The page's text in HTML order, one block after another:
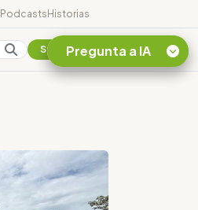
PodcastsHistorias
SuscribirsePregunta a IA
Listar destinos
Amazonia Ecuatoriana